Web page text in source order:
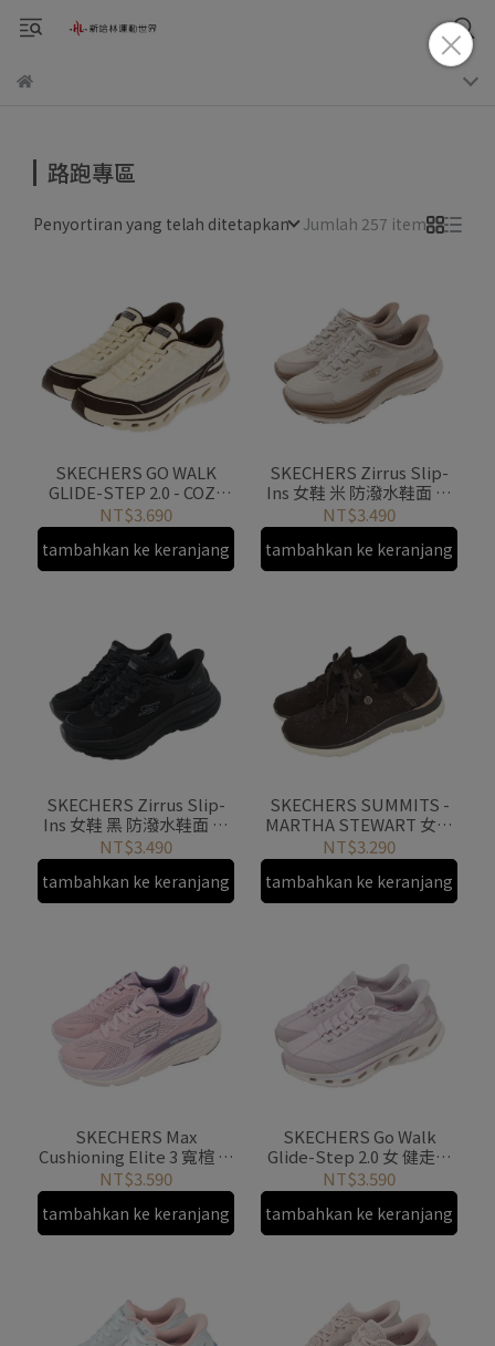
路跑專區
Penyortiran yang telah ditetapkan Jumlah 257 item
SKECHERS GO WALK
GLIDE-STEP 2.0 - COZY
FIT 健走鞋 瞬穿
217035TNBR
NT$3.690
tambahkan ke keranjang
SKECHERS Zirrus Slip-
Ins 女鞋 米 防潑水鞋面 厚
底 緩衝 支撐 180265TAN
NT$3.490
tambahkan ke keranjang
SKECHERS Zirrus Slip-
Ins 女鞋 黑 防潑水鞋面 厚
底 緩衝 支撐 180265BBK
NT$3.490
tambahkan ke keranjang
SKECHERS SUMMITS -
MARTHA STEWART 女鞋
棕 針織 緩衝 150285BRN
NT$3.290
tambahkan ke keranjang
SKECHERS Max
Cushioning Elite 3 寬楦 慢
跑 運動鞋女鞋 粉紅 厚底
129720WPNK
NT$3.590
tambahkan ke keranjang
SKECHERS Go Walk
Glide-Step 2.0 女 健走鞋
粉紫 休閒鞋
125156WLTMV
NT$3.590
tambahkan ke keranjang